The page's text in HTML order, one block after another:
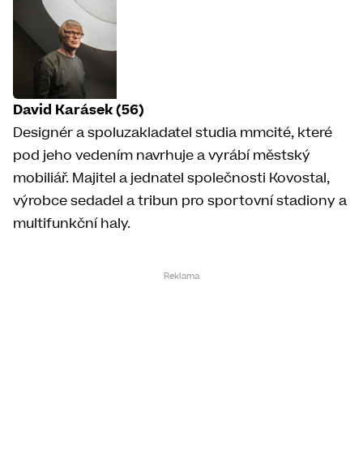
David Karásek (56)
Designér a spoluzakladatel studia mmcité, které
pod jeho vedením navrhuje a vyrábí městský
mobiliář. Majitel a jednatel společnosti Kovostal,
výrobce sedadel a tribun pro sportovní stadiony a
multifunkční haly.